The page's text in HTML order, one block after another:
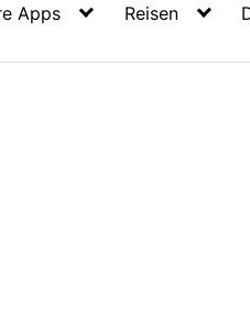
Apps Reisen